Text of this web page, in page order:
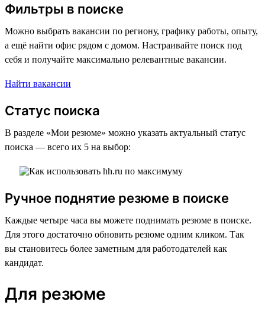
Фильтры в поиске
Можно выбрать вакансии по региону, графику работы, опыту,
а ещё найти офис рядом с домом. Настраивайте поиск под
себя и получайте максимально релевантные вакансии.
Найти вакансии
Статус поиска
В разделе «Мои резюме» можно указать актуальный статус
поиска — всего их 5 на выбор:
Ручное поднятие резюме в поиске
Каждые четыре часа вы можете поднимать резюме в поиске.
Для этого достаточно обновить резюме одним кликом. Так
вы становитесь более заметным для работодателей как
кандидат.
Для резюме